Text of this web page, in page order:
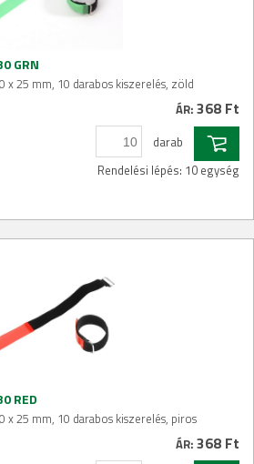
GRN
x 25 mm, 10 darabos kiszerelés, zöld
ÁR: 368 Ft
darab
Rendelési lépés: 10 egység
RED
x 25 mm, 10 darabos kiszerelés, piros
ÁR: 368 Ft